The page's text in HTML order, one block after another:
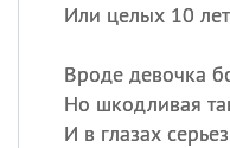
Или целых 10
Вроде девочка
Но шкодливая
И в глазах